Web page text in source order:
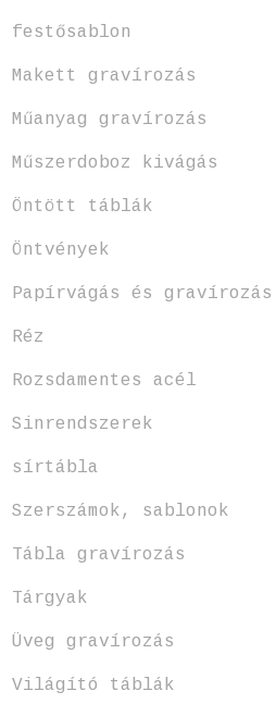
festősablon
Makett gravírozás
Műanyag gravírozás
Műszerdoboz kivágás
Öntött táblák
Öntvények
Papírvágás és gravírozás
Réz
Rozsdamentes acél
Sinrendszerek
sírtábla
Szerszámok, sablonok
Tábla gravírozás
Tárgyak
Üveg gravírozás
Világító táblák